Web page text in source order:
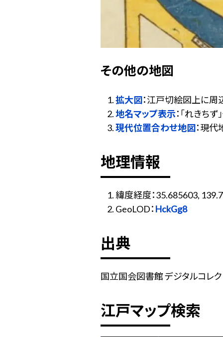
その他の地図
拡大図：江戸切絵図上に周
地名マップ表示：「れきち
現代位置合わせ地図：現
地理情報
緯度経度：35.685603,
GeoLOD： HckGg8
出典
国立国会図書館 デジタルコレク
江戸マップ検索